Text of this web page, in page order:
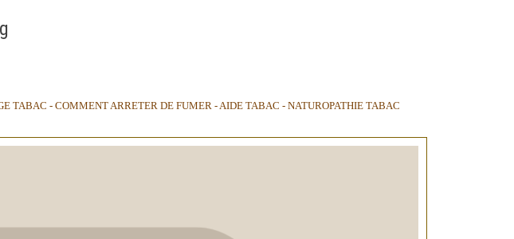
TABAC - COMMENT ARRETER DE FUMER - AIDE TABAC - NATUROPATHIE TABAC